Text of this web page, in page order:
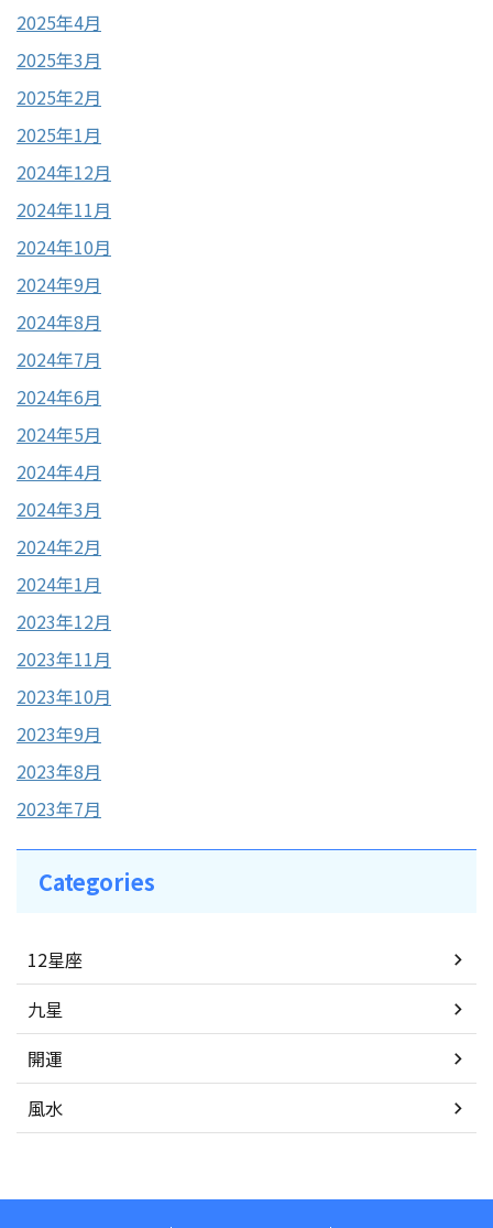
2025年4月
2025年3月
2025年2月
2025年1月
2024年12月
2024年11月
2024年10月
2024年9月
2024年8月
2024年7月
2024年6月
2024年5月
2024年4月
2024年3月
2024年2月
2024年1月
2023年12月
2023年11月
2023年10月
2023年9月
2023年8月
2023年7月
Categories
12星座
九星
開運
風水